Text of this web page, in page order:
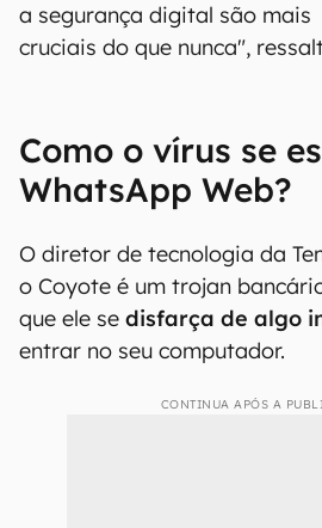
a segurança digital são mais
cruciais do que nunca",
Como o vírus se
WhatsApp Web?
O diretor de tecnologia da
o Coyote é um trojan
que ele se disfarça de algo
entrar no seu computador.
CONTINUA APÓS A